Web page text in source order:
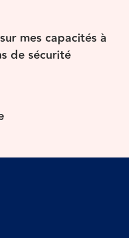
mes capacités à
de sécurité